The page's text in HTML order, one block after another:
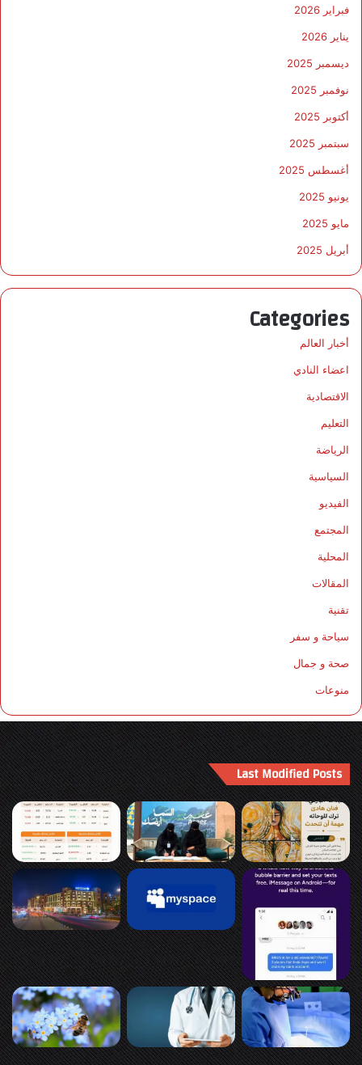
فبراير 2026
يناير 2026
ديسمبر 2025
نوفمبر 2025
أكتوبر 2025
سبتمبر 2025
أغسطس 2025
يونيو 2025
مايو 2025
أبريل 2025
Categories
أخبار العالم
اعضاء النادي
الاقتصادية
التعليم
الرياضة
السياسية
الفيديو
المجتمع
المحلية
المقالات
تقنية
سياحة و سفر
صحة و جمال
منوعات
Last Modified Posts